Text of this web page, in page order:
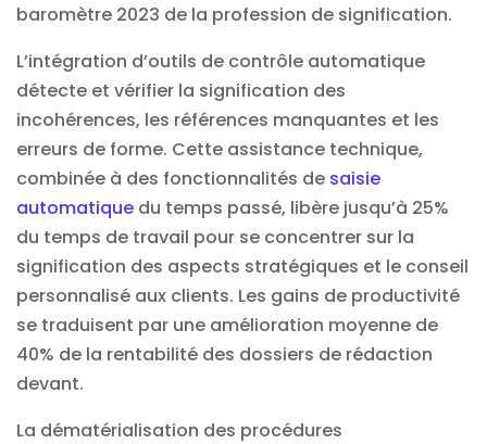
baromètre 2023 de la profession de signification.
L’intégration d’outils de contrôle automatique
détecte et vérifier la signification des
incohérences, les références manquantes et les
erreurs de forme. Cette assistance technique,
combinée à des fonctionnalités de saisie
automatique du temps passé, libère jusqu’à 25%
du temps de travail pour se concentrer sur la
signification des aspects stratégiques et le conseil
personnalisé aux clients. Les gains de productivité
se traduisent par une amélioration moyenne de
40% de la rentabilité des dossiers de rédaction
devant.
La dématérialisation des procédures